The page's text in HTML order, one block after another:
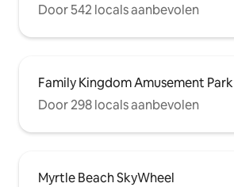
Door 542 locals aanbevolen
Family Kingdom Amusement Park
Door 298 locals aanbevolen
Myrtle Beach SkyWheel